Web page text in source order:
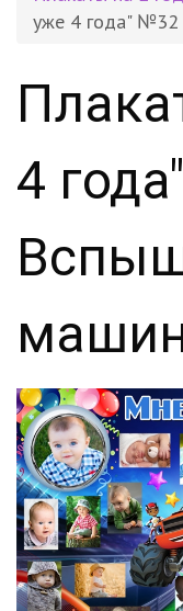
уже 4 года"
4